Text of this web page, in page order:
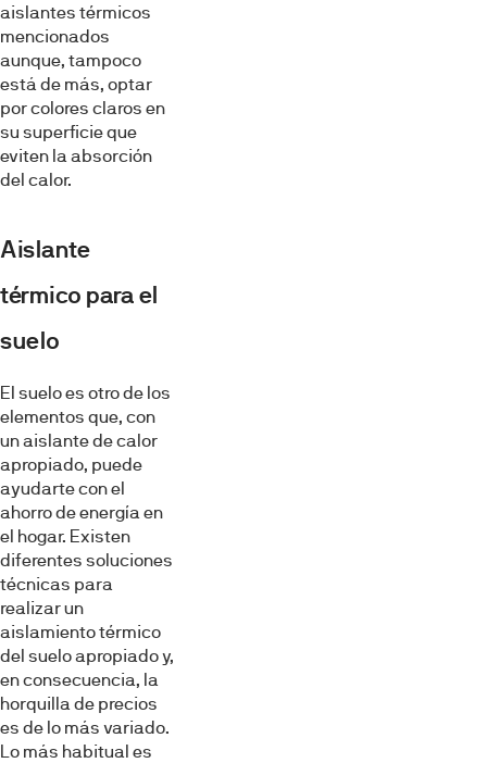
aislantes térmicos
mencionados
aunque, tampoco
está de más, optar
por colores claros en
su superficie que
eviten la absorción
del calor.
Aislante
térmico para el
suelo
El suelo es otro de los
elementos que, con
un aislante de calor
apropiado, puede
ayudarte con el
ahorro de energía en
el hogar. Existen
diferentes soluciones
técnicas para
realizar un
aislamiento térmico
del suelo apropiado y,
en consecuencia, la
horquilla de precios
es de lo más variado.
Lo más habitual es